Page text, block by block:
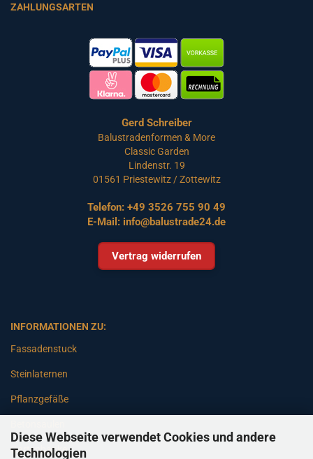
Diese Webseite verwendet Cookies und andere
Technologien
ZAHLUNGSARTEN
Gerd Schreiber
Balustradenformen & More
Classic Garden
Lindenstr. 19
01561 Priestewitz / Zottewitz
Telefon: +49 3526 755 90 49
E-Mail: info@balustrade24.de
Vertrag widerrufen
INFORMATIONEN ZU:
Fassadenstuck
Steinlaternen
Pflanzgefäße
Gartenbänke